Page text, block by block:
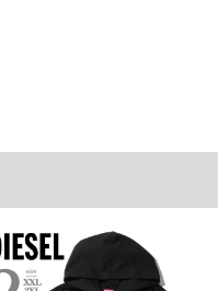
りますので店頭での売り違い、店
お掛けしてしまう場合がございま
すが、もしあった場合速やかにご